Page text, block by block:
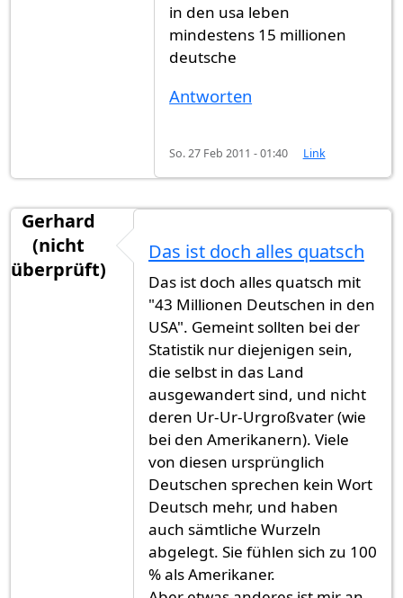
in den usa leben
mindestens 15 millionen
deutsche
Antworten
So. 27 Feb 2011 - 01:40 Link
Gerhard
(nicht
überprüft)
Das ist doch alles quatsch
Das ist doch alles quatsch mit
"43 Millionen Deutschen in den
USA". Gemeint sollten bei der
Statistik nur diejenigen sein,
die selbst in das Land
ausgewandert sind, und nicht
deren Ur-Ur-Urgroßvater (wie
bei den Amerikanern). Viele
von diesen ursprünglich
Deutschen sprechen kein Wort
Deutsch mehr, und haben
auch sämtliche Wurzeln
abgelegt. Sie fühlen sich zu 100
% als Amerikaner.